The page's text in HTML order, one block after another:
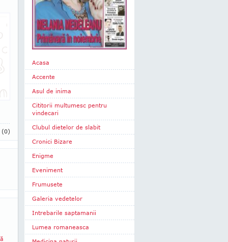
(0)
Acasa
Accente
Asul de inima
Cititorii multumesc pentru
vindecari
Clubul dietelor de slabit
Cronici Bizare
Enigme
Eveniment
Frumusete
Galeria vedetelor
Intrebarile saptamanii
Lumea romaneasca